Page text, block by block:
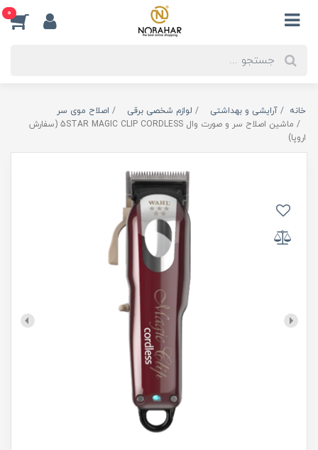
0
خانه آرایشی و بهداشتی لوازم شخصی برقی
اصلاح موی سر
ماشین اصلاح سر و صورت وال 5STAR MAGIC CLIP CORDLESS (سفارش
اروپا)